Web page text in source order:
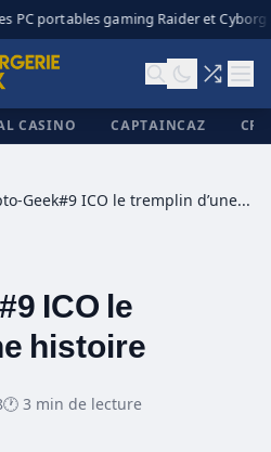
PC portables gaming Raider et Cyborg
CASINO CAPTAINCAZ
Crypto-Geek#9 ICO le tremplin d’une histoire
ICO le
histoire
🕐 3 min de lecture